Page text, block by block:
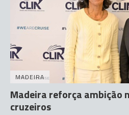
MADEIRA
Madeira reforça ambição
cruzeiros